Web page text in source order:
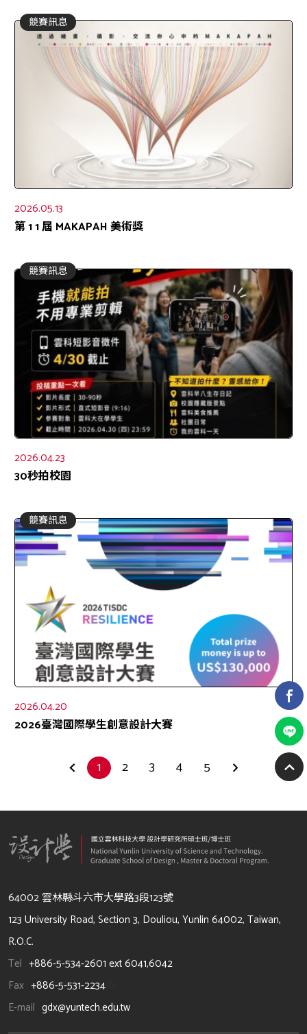
競賽訊息
2026.05.13
第 1 1 屆 MAKAPAH 美術獎
競賽訊息
2026.04.23
30秒拍校園
競賽訊息
2026.04.20
2026臺灣國際學生創意設計大賽
1 2 3 4 5
64002 雲林縣斗六市大學路3段123號
123 University Road, Section 3, Douliou, Yunlin 64002, Taiwan,
R.O.C.
Tel +886-5-534-2601 ext 6041,6042
Fax +886-5-531-2234
E-mail gdx@yuntech.edu.tw